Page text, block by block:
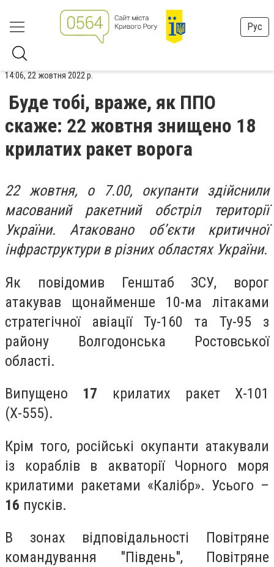
Рус
14:06, 22 жовтня 2022 р.
Буде тобі, враже, як ППО
скаже: 22 жовтня знищено 18
крилатих ракет ворога
22 жовтня, о 7.00, окупанти здійснили
масований ракетний обстріл території
України. Атаковано об’єкти критичної
інфраструктури в різних областях України.
Як повідомив Генштаб ЗСУ, ворог
атакував щонайменше 10-ма літаками
стратегічної авіації Ту-160 та Ту-95 з
району Волгодонська Ростовської
області.
Випущено 17 крилатих ракет Х-101
(Х-555).
Крім того, російські окупанти атакували
із кораблів в акваторії Чорного моря
крилатими ракетами «Калібр». Усього –
16 пусків.
В зонах відповідальності Повітряне
командування "Південь", Повітряне